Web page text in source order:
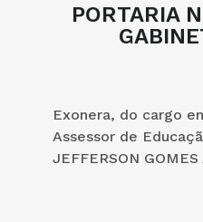
PORTARIA
Exonera, do cargo
Assessor de
JEFFERSON GOMES